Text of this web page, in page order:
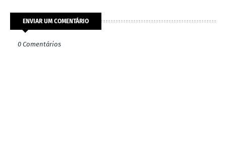
ENVIAR UM COMENTÁRIO
0 Comentários